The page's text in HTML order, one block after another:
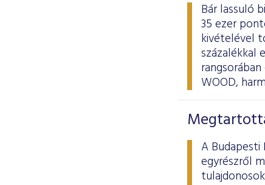
Bár lassuló
35 ezer
kivételével
százalékkal
WOOD,
A Budapesti
egyrészről